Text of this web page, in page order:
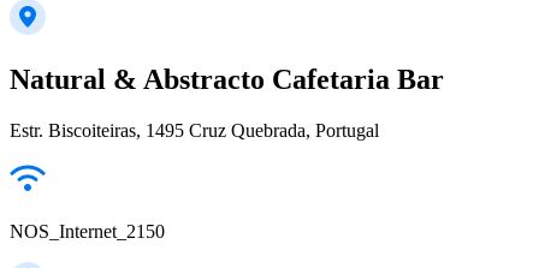
Natural & Abstracto Cafetaria Bar
Estr. Biscoiteiras, 1495 Cruz Quebrada, Portugal
NOS_Internet_2150